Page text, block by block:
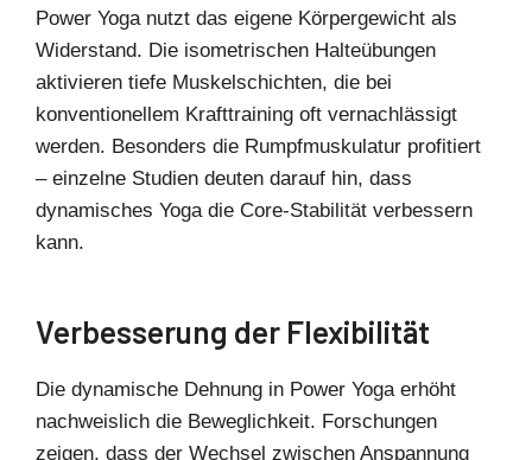
Power Yoga nutzt das eigene Körpergewicht als
Widerstand. Die isometrischen Halteübungen
aktivieren tiefe Muskelschichten, die bei
konventionellem Krafttraining oft vernachlässigt
werden. Besonders die Rumpfmuskulatur profitiert
– einzelne Studien deuten darauf hin, dass
dynamisches Yoga die Core-Stabilität verbessern
kann.
Verbesserung der Flexibilität
Die dynamische Dehnung in Power Yoga erhöht
nachweislich die Beweglichkeit. Forschungen
zeigen, dass der Wechsel zwischen Anspannung